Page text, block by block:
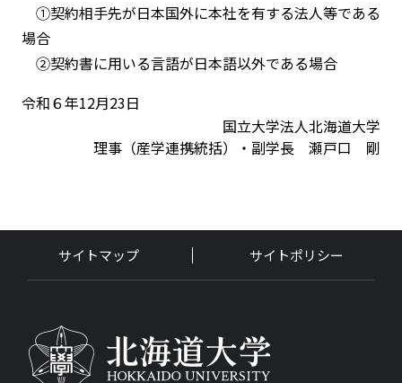
①契約相手先が日本国外に本社を有する法人等である
場合
②契約書に用いる言語が日本語以外である場合
令和６年12月23日
国立大学法人北海道大学
理事（産学連携統括）・副学長 瀬戸口 剛
サイトマップ サイトポリシー